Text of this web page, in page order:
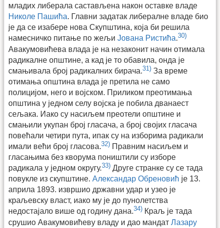
младих либерала састављена након оставке владе
Николе Пашића. Главни задатак либералне владе био
је да се изабере нова Скупштина, која би решила
намесничко питање по жељи Јована Ристића.30)
Авакумовићева влада је на незаконит начин отимала
радикалне општине, а кад је то обавила, онда је
смањивала број радикалних бирача.31) За време
отимања општина влада је претила не само
полицијом, него и војском. Приликом преотимања
општина у једном селу војска је побила дванаест
сељака. Иако су насиљем преотели општине и
смањили укупан број гласача, а број својих гласача
повећали четири пута, ипак су на изборима радикали
имали већи број гласова.32) Правним насиљем и
гласањима без кворума поништили су изборе
радикала у једном округу.33) Друге странке су се тада
повукле из скупштине. Александар Обреновић је 13.
априла 1893. извршио државни удар и узео је
краљевску власт, иако му је до пунолетства
недостајало више од годину дана.34) Краљ је тада
срушио Авакумовићеву владу и дао мандат Лазару